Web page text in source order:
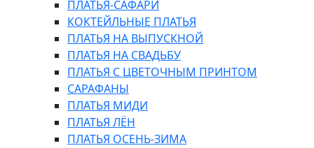
ПЛАТЬЯ-САФАРИ
КОКТЕЙЛЬНЫЕ ПЛАТЬЯ
ПЛАТЬЯ НА ВЫПУСКНОЙ
ПЛАТЬЯ НА СВАДЬБУ
ПЛАТЬЯ С ЦВЕТОЧНЫМ ПРИНТОМ
САРАФАНЫ
ПЛАТЬЯ МИДИ
ПЛАТЬЯ ЛЁН
ПЛАТЬЯ ОСЕНЬ-ЗИМА